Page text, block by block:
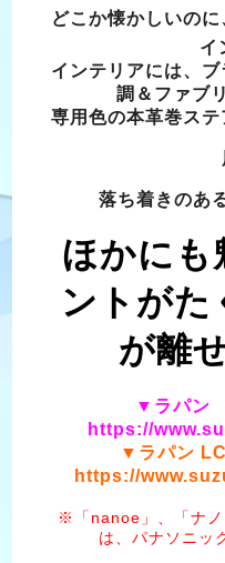
どこか懐かしいの
イ
インテリアには、
調＆ファブ
専用色の本革巻ス
落ち着きのあ
ほかにも
ントがた
が離
▼ラパン
https://
▼ラパン
https://
※「nanoe」、「ナ
は、パナソニッ